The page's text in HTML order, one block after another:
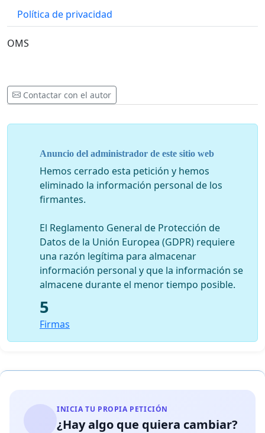
Política de privacidad
OMS
Contactar con el autor
Anuncio del administrador de este sitio web
Hemos cerrado esta petición y hemos
eliminado la información personal de los
firmantes.
El Reglamento General de Protección de
Datos de la Unión Europea (GDPR) requiere
una razón legítima para almacenar
información personal y que la información se
almacene durante el menor tiempo posible.
5
Firmas
INICIA TU PROPIA PETICIÓN
¿Hay algo que quiera cambiar?